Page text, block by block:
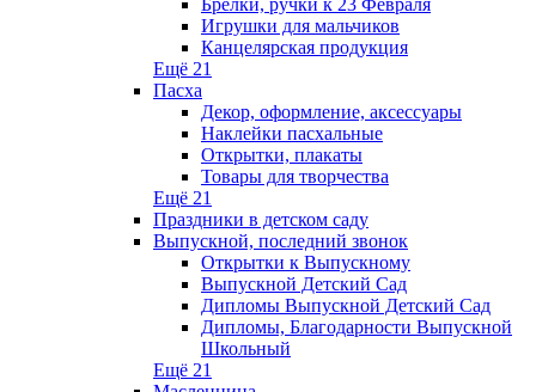
Брелки, ручки к 23 Февраля
Игрушки для мальчиков
Канцелярская продукция
Ещё 21
Пасха
Декор, оформление, аксессуары
Наклейки пасхальные
Открытки, плакаты
Товары для творчества
Ещё 21
Праздники в детском саду
Выпускной, последний звонок
Открытки к Выпускному
Выпускной Детский Сад
Дипломы Выпускной Детский Сад
Дипломы, Благодарности Выпускной
Школьный
Ещё 21